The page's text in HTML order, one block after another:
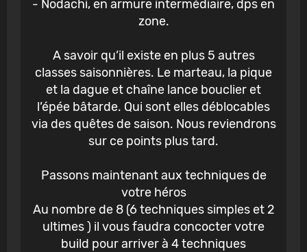
- Nodachi, en armure intermédiaire, dps en
zone.
A savoir qu’il existe en plus 5 autres
classes saisonnières. Le marteau, la pique
et la dague et chaîne lance bouclier et
l’épée bâtarde. Qui sont elles déblocables
via des quêtes de saison. Nous reviendrons
sur ce points plus tard.
Passons maintenant aux techniques de
votre héros
Au nombre de 8 (6 techniques simples et 2
ultimes ) il vous faudra concocter votre
build pour arriver à 4 techniques